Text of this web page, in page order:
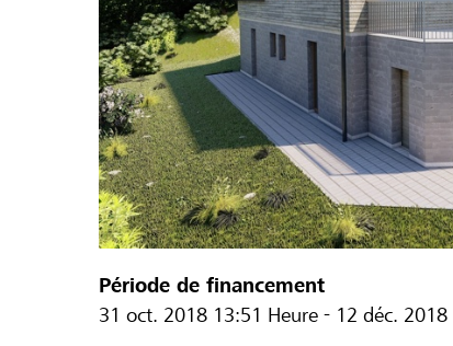
Période de financement
31 oct. 2018 13:51 Heure - 12 déc. 2018